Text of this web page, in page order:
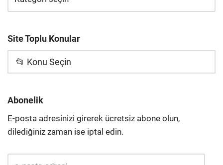
Site Toplu Konular
📂 Konu Seçin
Abonelik
E-posta adresinizi girerek ücretsiz abone olun,
dilediğiniz zaman ise iptal edin.